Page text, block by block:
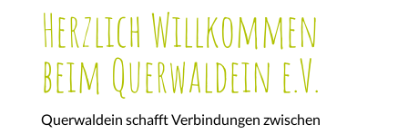
Herzlich Willkommen
beim Querwaldein e.V.
Querwaldein schafft Verbindungen zwischen